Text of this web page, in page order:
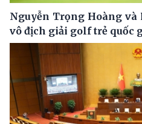
Nguyễn Trọng Hoàng
vô địch giải golf trẻ quốc